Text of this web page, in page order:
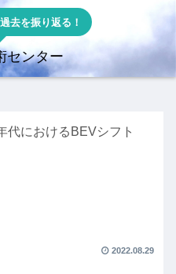
去を振り返る！
センター
代におけるBEVシフト
2022.08.29